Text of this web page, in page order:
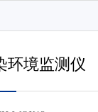
环境监测仪